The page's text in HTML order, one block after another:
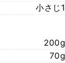
小さじ1
200g
70g